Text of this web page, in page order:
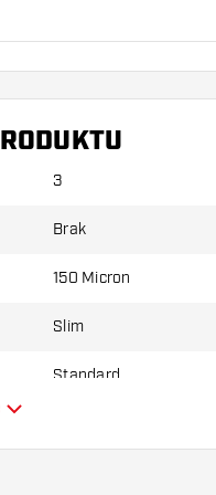
ręką dużo piórek i
wyniku użytkowania.
odpowiada!
3
Brak
150 Micron
Slim
Standard